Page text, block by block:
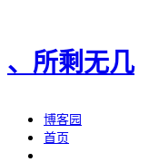
、所剩无几
博客园
首页